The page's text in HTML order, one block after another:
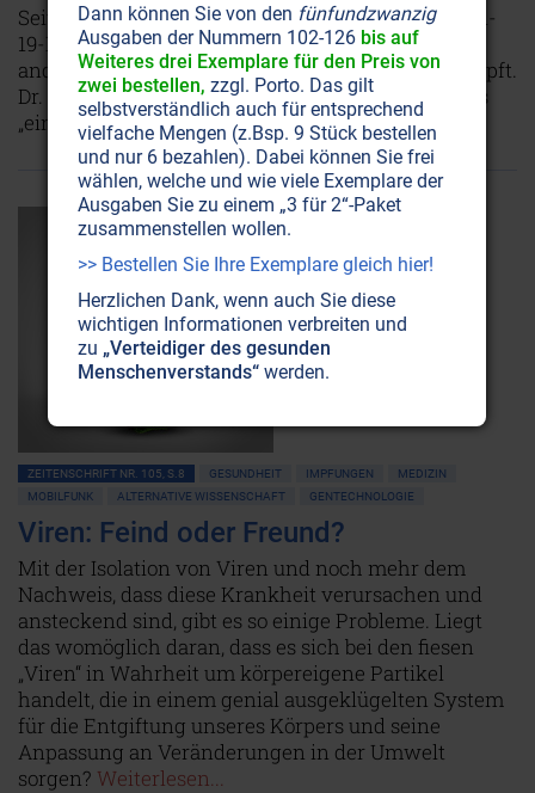
Seit einigen Wochen wird uns Israel punkto Covid-
19-Impfung als großes Vorbild präsentiert: Kein
anderes Land hat bisher mehr seiner Bürger geimpft.
Dr. Hervé Seligmann sieht darin nicht weniger als
„einen neuen Holocaust“.Weiterlesen...
ZEITENSCHRIFT NR. 105, S.8 GESUNDHEIT IMPFUNGEN
MEDIZIN
MOBILFUNK
ALTERNATIVE WISSENSCHAFT GENTECHNOLOGIE
Viren: Feind oder Freund?
Mit der Isolation von Viren und noch mehr dem
Nachweis, dass diese Krankheit verursachen und
ansteckend sind, gibt es so einige Probleme. Liegt
das womöglich daran, dass es sich bei den fiesen
„Viren“ in Wahrheit um körpereigene Partikel
handelt, die in einem genial ausgeklügelten System
für die Entgiftung unseres Körpers und seine
Anpassung an Veränderungen in der Umwelt
sorgen? Weiterlesen...
Dann können Sie von den fünfundzwanzig
Ausgaben der Nummern 102-126 bis auf
Weiteres drei Exemplare für den Preis von
zwei bestellen, zzgl. Porto. Das gilt
selbstverständlich auch für entsprechend
vielfache Mengen (z.Bsp. 9 Stück bestellen
und nur 6 bezahlen). Dabei können Sie frei
wählen, welche und wie viele Exemplare der
Ausgaben Sie zu einem „3 für 2“-Paket
zusammenstellen wollen.
>> Bestellen Sie Ihre Exemplare gleich hier!
Herzlichen Dank, wenn auch Sie diese
wichtigen Informationen verbreiten und
zu „Verteidiger des gesunden
Menschenverstands“ werden.